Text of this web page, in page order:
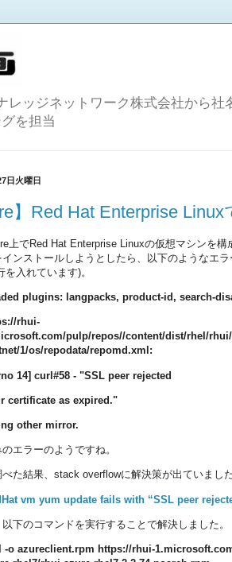
ッジネットワーク株式会社から社
を担当
日火曜日
】Red Hat Enterprise
上でRed Hat Enterprise Linuxの仮想マシンを
インストールしようとしたら、以下のようなエ
を入れています)。
plugins: langpacks, product-id, search-
rhui-
pulp/repos//content/dist/rhel/rhui/
1/os/repodata/repomd.xml:
14] curl#58 - "SSL peer rejected
certificate as expired."
other mirror.
エラーのようですね。
べた結果、stack overflowに解決策が出ていまし
vm yum update fails with “SSL peer
下のコマンドを実行することで解決しました。
-o azureclient.rpm https://rhui-